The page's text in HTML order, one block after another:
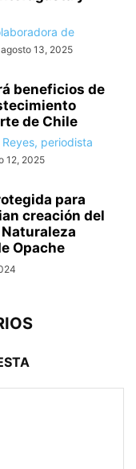
de
agosto 13, 2025
beneficios de
de Chile
periodista
12, 2025
para
creación del
Opache